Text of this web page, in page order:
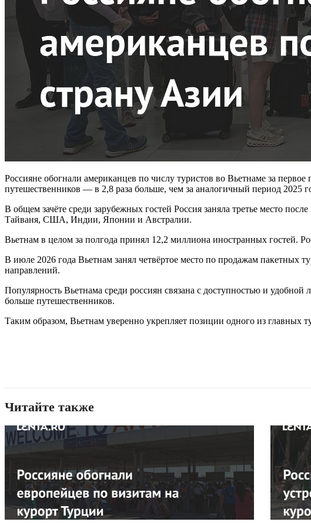
Россияне обогнали американцев по числу туристов во Вьетнаме за
путешественников — в 2,8 раза больше, чем за аналогичный период 2025
В общем зачёте среди зарубежных гостей Россия заняла третье место
Тайваня, США, Индии, Японии и Австралии.
Вьетнам в целом за полгода принял 12,2 миллиона иностранных гостей.
В июле 2026 года Вьетнам занял четвёртое место по продажам пакетных
направлений.
Популярность Вьетнама среди россиян связана с доступностью и
больше путешественников.
Таким образом, Вьетнам уверенно укрепляет позиции одного из главных
Читайте также